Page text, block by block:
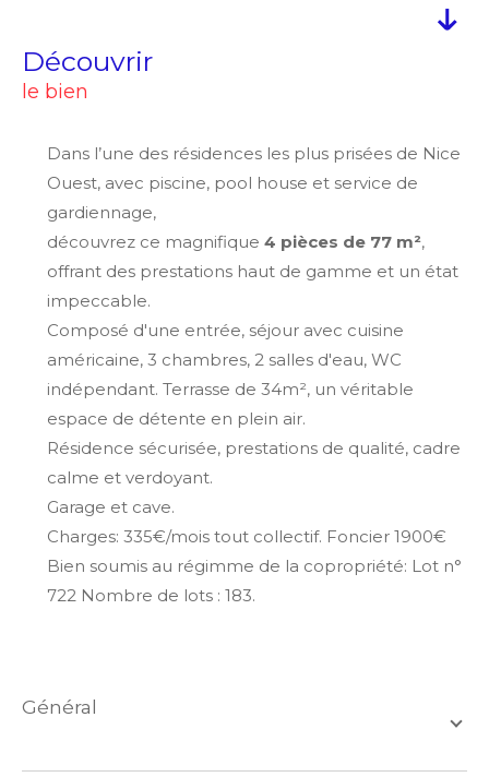
découvrir
le bien
Dans l’une des résidences les plus prisées de Nice
Ouest, avec piscine, pool house et service de
gardiennage,
découvrez ce magnifique 4 pièces de 77 m²,
offrant des prestations haut de gamme et un état
impeccable.
Composé d'une entrée, séjour avec cuisine
américaine, 3 chambres, 2 salles d'eau, WC
indépendant. Terrasse de 34m², un véritable
espace de détente en plein air.
Résidence sécurisée, prestations de qualité, cadre
calme et verdoyant.
Garage et cave.
Charges: 335€/mois tout collectif. Foncier 1900€
Bien soumis au régimme de la copropriété: Lot n°
722 Nombre de lots : 183.
général